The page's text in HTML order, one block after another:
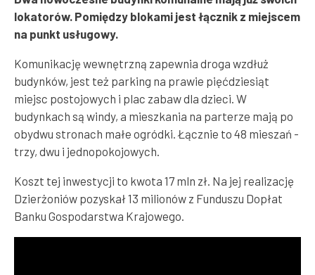
lokatorów. Pomiędzy blokami jest łącznik z miejscem
na punkt usługowy.
Komunikację wewnętrzną zapewnia droga wzdłuż
budynków, jest też parking na prawie pięćdziesiąt
miejsc postojowych i plac zabaw dla dzieci. W
budynkach są windy, a mieszkania na parterze mają po
obydwu stronach małe ogródki. Łącznie to 48 mieszań -
trzy, dwu i jednopokojowych.
Koszt tej inwestycji to kwota 17 mln zł. Na jej realizację
Dzierżoniów pozyskał 13 milionów z Funduszu Dopłat
Banku Gospodarstwa Krajowego.